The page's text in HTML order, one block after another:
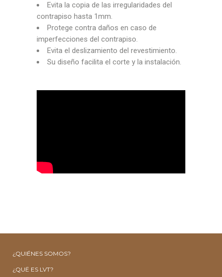
Evita la copia de las irregularidades del
contrapiso hasta 1mm.
Protege contra daños en caso de
imperfecciones del contrapiso.
Evita el deslizamiento del revestimiento.
Su diseño facilita el corte y la instalación.
¿QUIÉNES SOMOS?
¿QUË ES LVT?